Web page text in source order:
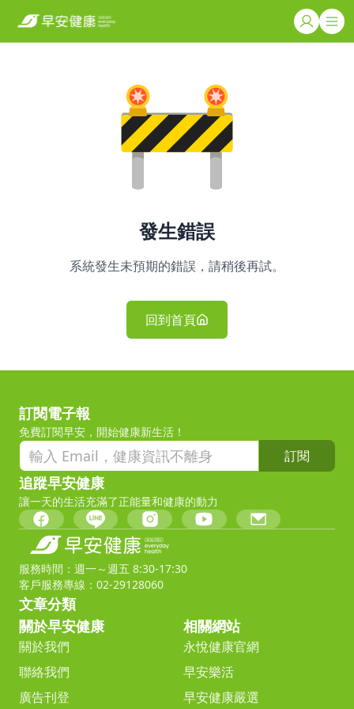
發生錯誤
系統發生未預期的錯誤，請稍後再試。
回到首頁
訂閱電子報
免費訂閱早安，開始健康新生活！
訂閱
追蹤早安健康
讓一天的生活充滿了正能量和健康的動力
服務時間：週一～週五 8:30-17:30
客戶服務專線：02-29128060
文章分類
關於早安健康
關於我們
聯絡我們
廣告刊登
相關網站
永悅健康官網
早安樂活
早安健康嚴選